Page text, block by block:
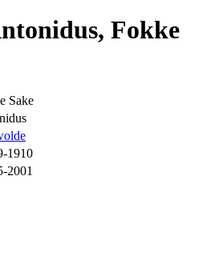
Fokke
Sake
1910
2001